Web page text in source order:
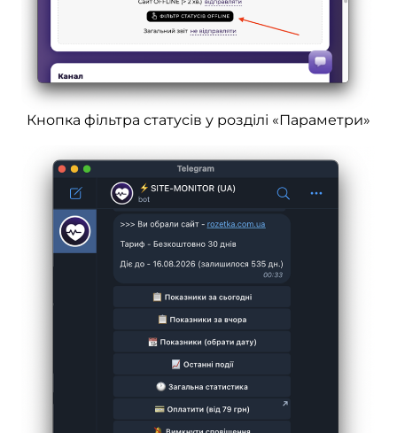
Кнопка фільтра статусів у розділі «Параметри»